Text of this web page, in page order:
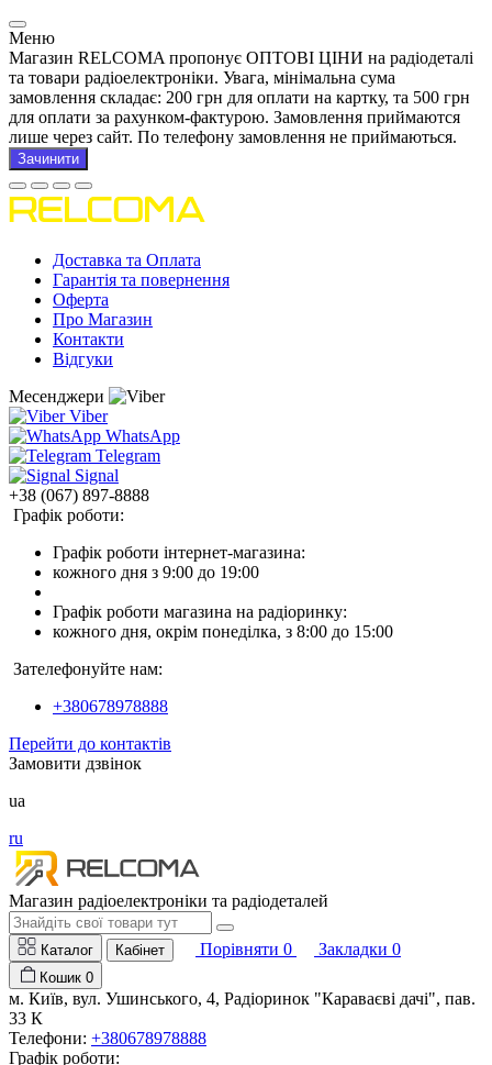
Меню
Магазин RELCOMA пропонує ОПТОВІ ЦІНИ на радіодеталі
та товари радіоелектроніки. Увага, мінімальна сума
замовлення складає: 200 грн для оплати на картку, та 500 грн
для оплати за рахунком-фактурою. Замовлення приймаются
лише через сайт. По телефону замовлення не приймаються.
Зачинити
Доставка та Оплата
Гарантія та повернення
Оферта
Про Магазин
Контакти
Відгуки
Месенджери
Viber
WhatsApp
Telegram
Signal
+38 (067) 897-8888
Графік роботи:
Графік роботи інтернет-магазина:
кожного дня з 9:00 до 19:00
Графік роботи магазина на радіоринку:
кожного дня, окрім понеділка, з 8:00 до 15:00
Зателефонуйте нам:
+380678978888
Перейти до контактів
Замовити дзвінок
ua
ru
Магазин радіоелектроніки та радіодеталей
Каталог Кабінет Порівняти 0 Закладки 0
Кошик 0
м. Київ, вул. Ушинського, 4, Радіоринок "Караваєві дачі", пав.
33 К
Телефони: +380678978888
Графік роботи: